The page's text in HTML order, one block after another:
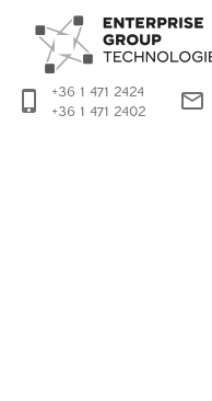
+36 1 471 2424
+36 1 471 2402